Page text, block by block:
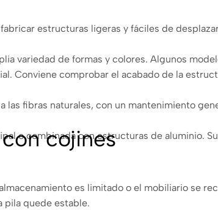
estructuras ligeras y fáciles de
variedad de formas y colores. Algunos
Conviene comprobar el acabado de la
las fibras naturales, con un mantenimiento
o combinada con estructuras de aluminio.
cojines
es limitado o el mobiliario se
pila quede estable.